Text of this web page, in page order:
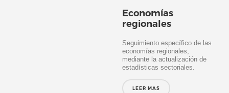
Economías
regionales
Seguimiento específico de las
economías regionales,
mediante la actualización de
estadísticas sectoriales.
LEER MAS